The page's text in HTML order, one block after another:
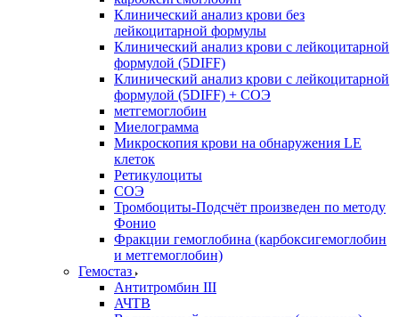
Клинический анализ крови без
лейкоцитарной формулы
Клинический анализ крови с лейкоцитарной
формулой (5DIFF)
Клинический анализ крови с лейкоцитарной
формулой (5DIFF) + СОЭ
метгемоглобин
Миелограмма
Микроскопия крови на обнаружения LE
клеток
Ретикулоциты
СОЭ
Тромбоциты-Подсчёт произведен по методу
Фонио
Фракции гемоглобина (карбоксигемоглобин
и метгемоглобин)
Гемостаз
Антитромбин III
АЧТВ